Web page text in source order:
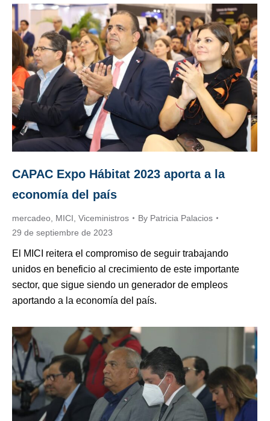
CAPAC Expo Hábitat 2023 aporta a la
economía del país
mercadeo MICI Viceministros By Patricia Palacios
29 de septiembre de 2023
El MICI reitera el compromiso de seguir trabajando
unidos en beneficio al crecimiento de este importante
sector, que sigue siendo un generador de empleos
aportando a la economía del país.